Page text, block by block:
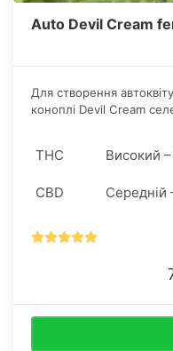
Auto Devil Cream
Для створення
коноплі Devil Cream
THC Високий –
CBD Середній